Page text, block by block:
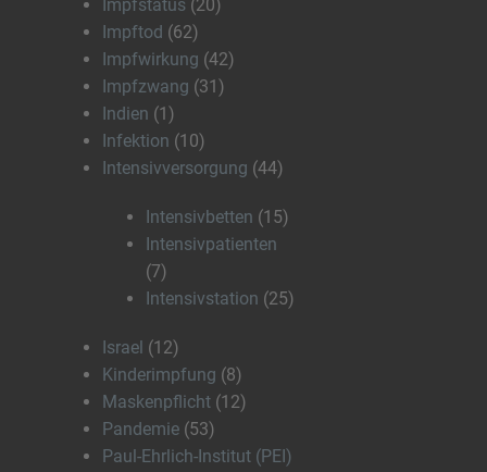
Impfstatus (20)
Impftod (62)
Impfwirkung (42)
Impfzwang (31)
Indien (1)
Infektion (10)
Intensivversorgung (44)
Intensivbetten (15)
Intensivpatienten
(7)
Intensivstation (25)
Israel (12)
Kinderimpfung (8)
Maskenpflicht (12)
Pandemie (53)
Paul-Ehrlich-Institut (PEI)